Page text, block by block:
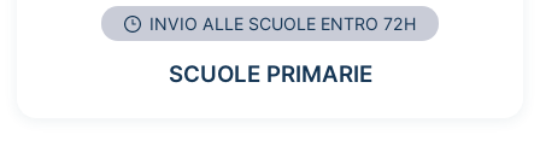
INVIO ALLE SCUOLE ENTRO 72H
SCUOLE PRIMARIE